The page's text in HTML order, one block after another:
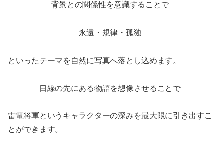
背景との関係性を意識することで
永遠・規律・孤独
といったテーマを自然に写真へ落とし込めます。
目線の先にある物語を想像させることで
雷電将軍というキャラクターの深みを最大限に引き出すこ
とができます。